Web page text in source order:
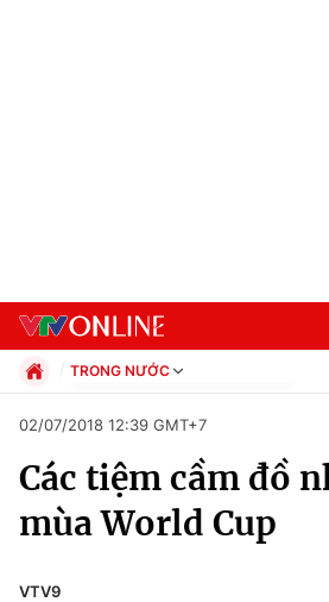
Chuyên mục
Chính trị
TRONG NƯỚC
Xã hội
Pháp luật
Kinh tế
Thể thao
02/07/2018 12:39 GMT+7
Các tiệm cầm đồ
mùa World Cup
VTV9